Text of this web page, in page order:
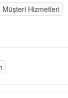
Müşteri Hizmetleri